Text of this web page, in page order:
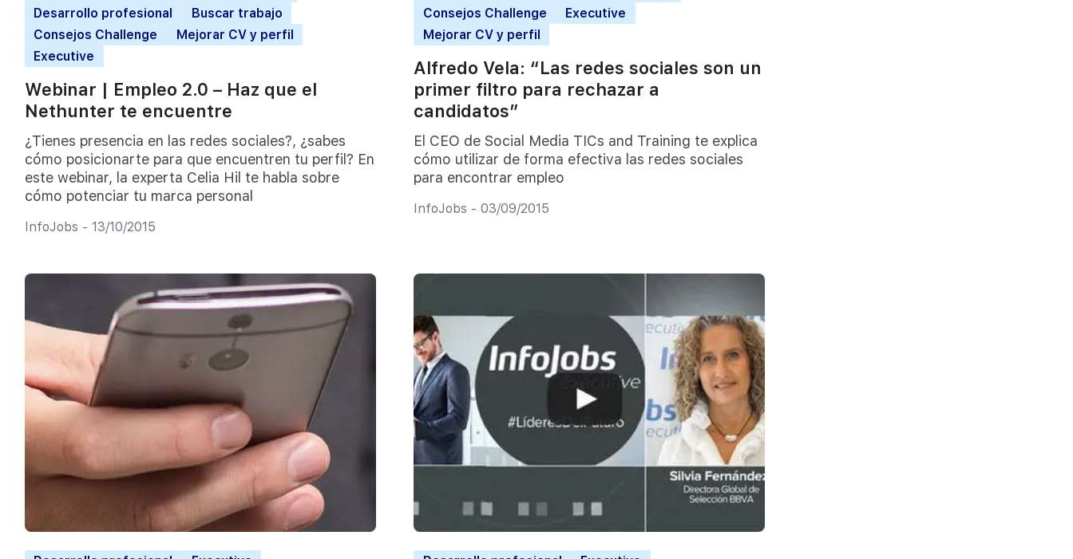
Desarrollo profesional
Buscar trabajo
Consejos Challenge
Mejorar CV y perfil
Executive
Webinar | Empleo 2.0 – Haz que el
Nethunter te encuentre
¿Tienes presencia en las redes sociales?, ¿sabes
cómo posicionarte para que encuentren tu perfil? En
este webinar, la experta Celia Hil te habla sobre
cómo potenciar tu marca personal
InfoJobs - 13/10/2015
Consejos Challenge
Executive
Mejorar CV y perfil
Alfredo Vela: “Las redes sociales son un
primer filtro para rechazar a
candidatos”
El CEO de Social Media TICs and Training te explica
cómo utilizar de forma efectiva las redes sociales
para encontrar empleo
InfoJobs - 03/09/2015